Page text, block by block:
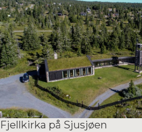
Fjellkirka på Sjusjøen